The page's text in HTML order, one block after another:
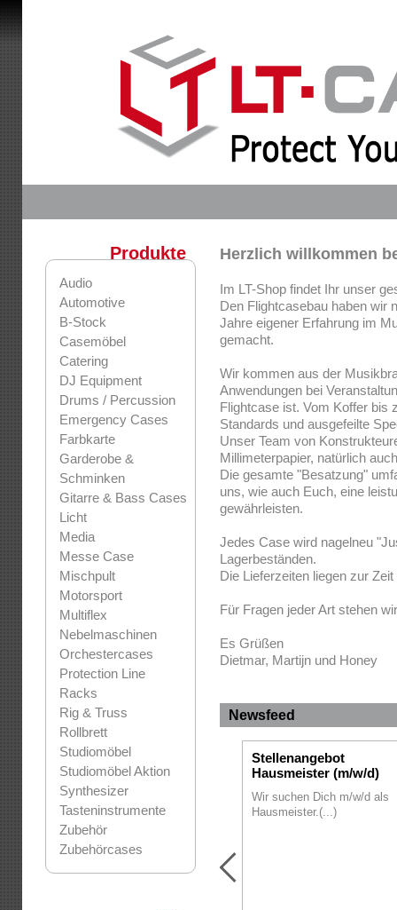
Produkte
Audio
Automotive
B-Stock
Casemöbel
Catering
DJ Equipment
Drums / Percussion
Emergency Cases
Farbkarte
Garderobe &
Schminken
Gitarre & Bass Cases
Licht
Media
Messe Case
Mischpult
Motorsport
Multiflex
Nebelmaschinen
Orchestercases
Protection Line
Racks
Rig & Truss
Rollbrett
Studiomöbel
Studiomöbel Aktion
Synthesizer
Tasteninstrumente
Zubehör
Zubehörcases
Herzlich willkommen
Im LT-Shop findet Ihr unser
Den Flightcasebau haben wir
Jahre eigener Erfahrung im
gemacht.
Wir kommen aus der
Anwendungen bei
Flightcase ist. Vom Koffer bis
Standards und ausgefeilte
Unser Team von
Millimeterpapier, natürlich
Die gesamte "Besatzung"
uns, wie auch Euch, eine
gewährleisten.
Jedes Case wird nagelneu
Lagerbeständen.
Die Lieferzeiten liegen zur
Für Fragen jeder Art stehen
Es Grüßen
Dietmar, Martijn und Honey
Newsfeed
Stellenangebot
Hausmeister (m/w/d)
Wir suchen Dich m/w/d als
Hausmeister.(...)